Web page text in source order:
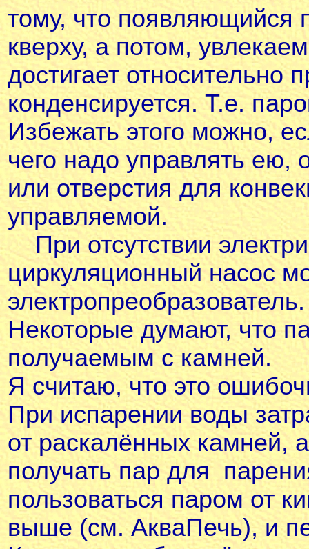
тому, что появляющийся
кверху, а потом,
достигает относительно
конденсируется. Т.е.
Избежать этого можно,
чего надо управлять
или отверстия для
управляемой.
При отсутствии
циркуляционный насос
электропреобразователь.
Некоторые думают, что
получаемым с камней.
Я считаю, что это
При испарении воды
от раскалённых камней,
получать пар для
пользоваться паром от
выше (см. АкваПечь), и